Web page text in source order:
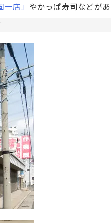
店」 やかっぱ寿司などがあ